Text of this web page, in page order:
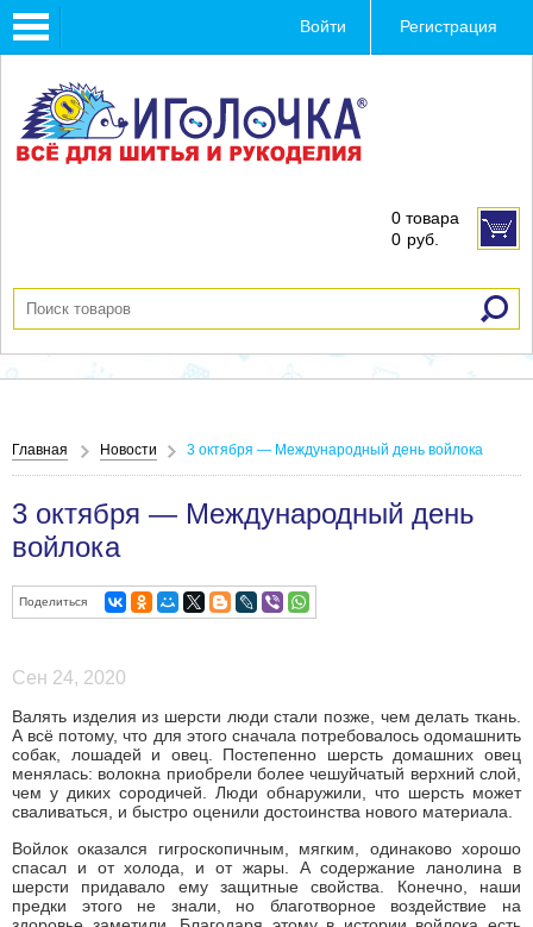
Toggle
navigation
Войти Регистрация
0 товара
0 руб.
Главная Новости 3 октября — Международный день войлока
3 октября — Международный день
войлока
Поделиться
Сен 24, 2020
Валять изделия из шерсти люди стали позже, чем делать ткань.
А всё потому, что для этого сначала потребовалось одомашнить
собак, лошадей и овец. Постепенно шерсть домашних овец
менялась: волокна приобрели более чешуйчатый верхний слой,
чем у диких сородичей. Люди обнаружили, что шерсть может
сваливаться, и быстро оценили достоинства нового материала.
Войлок оказался гигроскопичным, мягким, одинаково хорошо
спасал и от холода, и от жары. А содержание ланолина в
шерсти придавало ему защитные свойства. Конечно, наши
предки этого не знали, но благотворное воздействие на